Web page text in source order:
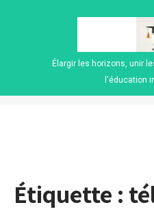
Élargir les horizons, unir
l'éducation
Étiquette :